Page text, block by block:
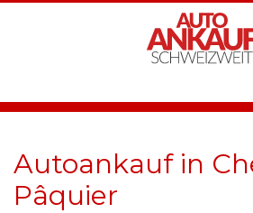
Autoankauf in
Pâquier